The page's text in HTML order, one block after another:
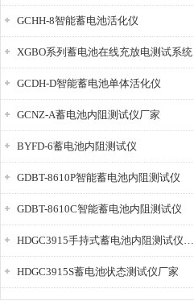
GCHH-8智能蓄电池活化仪
XGBO系列蓄电池在线充放电测试系统
GCDH-D智能蓄电池单体活化仪
GCNZ-A蓄电池内阻测试仪厂家
BYFD-6蓄电池内阻测试仪
GDBT-8610P智能蓄电池内阻测试仪
GDBT-8610C智能蓄电池内阻测试仪
HDGC3915手持式蓄电池内阻测试仪厂家
HDGC3915S蓄电池状态测试仪厂家